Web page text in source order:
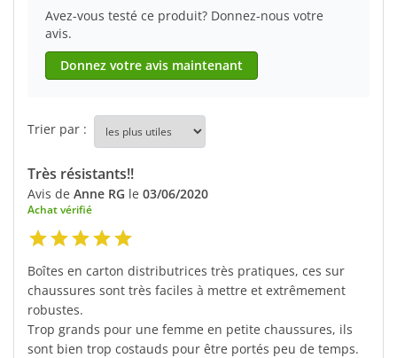
Avez-vous testé ce produit? Donnez-nous votre
avis.
Donnez votre avis maintenant
Trier par :
Très résistants!!
Avis de Anne RG le 03/06/2020
Achat vérifié
Boîtes en carton distributrices très pratiques, ces sur
chaussures sont très faciles à mettre et extrêmement
robustes.
Trop grands pour une femme en petite chaussures, ils
sont bien trop costauds pour être portés peu de temps.